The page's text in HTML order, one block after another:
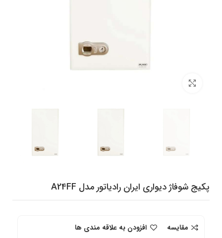
پکیج شوفاژ دیواری ایران رادیاتور مدل A24FF
مقایسه
افزودن به علاقه مندی ها